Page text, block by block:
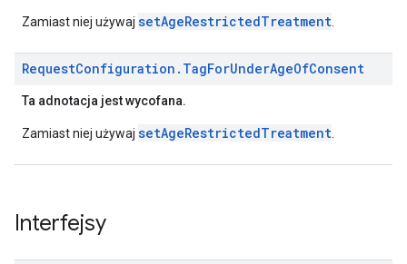
Zamiast niej używaj setAgeRestrictedTreatment
RequestConfiguration . TagForUnderAgeOfConsent
Ta adnotacja jest wycofana.
Zamiast niej używaj setAgeRestrictedTreatment
Interfejsy